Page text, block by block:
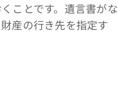
ことです。遺言書がな
産の行き先を指定す